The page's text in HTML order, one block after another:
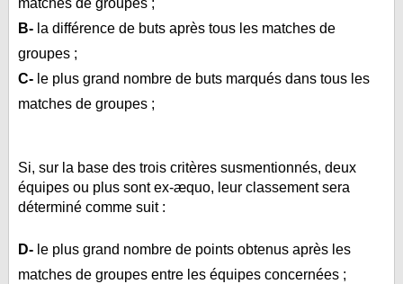
matches de groupes ;
B-la différence de buts après tous les matches de
groupes ;
C-le plus grand nombre de buts marqués dans tous les
matches de groupes ;
Si, sur la base des trois critères susmentionnés, deux
équipes ou plus sont ex-æquo, leur classement sera
déterminé comme suit :
D-le plus grand nombre de points obtenus après les
matches de groupes entre les équipes concernées ;